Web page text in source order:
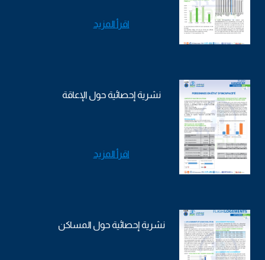
اقرأ المزيد
نشرية إحصائية حول الإعاقة
اقرأ المزيد
نشرية إحصائية حول المساكن